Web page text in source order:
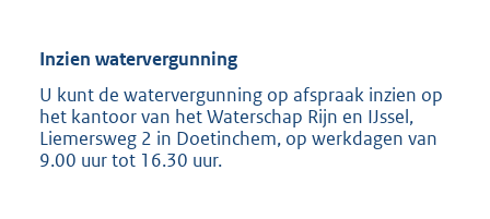
Inzien watervergunning
U kunt de watervergunning op afspraak inzien op
het kantoor van het Waterschap Rijn en IJssel,
Liemersweg 2 in Doetinchem, op werkdagen van
9.00 uur tot 16.30 uur.